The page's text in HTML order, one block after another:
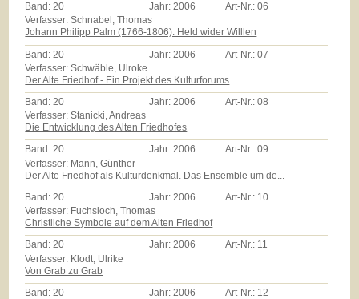
Band:20 Jahr:2006 Art-Nr.:06
Verfasser: Schnabel, Thomas
Johann Philipp Palm (1766-1806). Held wider Willlen
Band: 20 Jahr: 2006 Art-Nr.:07
Verfasser: Schwäble, Ulroke
Der Alte Friedhof - Ein Projekt des Kulturforums
Band:20 Jahr:2006 Art-Nr.:08
Verfasser: Stanicki, Andreas
Die Entwicklung des Alten Friedhofes
Band:20 Jahr:2006 Art-Nr.:09
Verfasser: Mann, Günther
Der Alte Friedhof als Kulturdenkmal. Das Ensemble um de...
Band:20 Jahr:2006 Art-Nr.: 10
Verfasser: Fuchsloch, Thomas
Christliche Symbole auf dem Alten Friedhof
Band:20 Jahr:2006 Art-Nr.: 11
Verfasser: Klodt, Ulrike
Von Grab zu Grab
Band: 20 Jahr: 2006 Art-Nr.: 12